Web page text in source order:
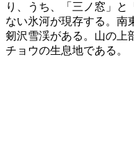
り、うち、「三ノ窓」と
ない氷河が現存する。南
剱沢雪渓がある。山の上
チョウの生息地である。